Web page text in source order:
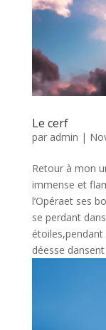
Le cerf
par admin |
Retour à mon
immense et
l’Opéraet ses
se perdant
déesse dansent